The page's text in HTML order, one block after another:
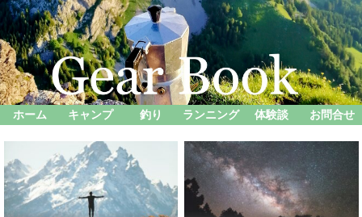
ホーム キャンプ 釣り ランニング 体験談 お問合せ